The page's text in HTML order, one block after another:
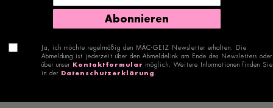
Abonnieren
Ja, ich möchte regelmäßig den MÄC-GEIZ Newsletter erhalten. Die
Abmeldung ist jederzeit über den Abmeldelink am Ende des Newsletters oder
über unser
Kontaktformular möglich. Weitere Informationen finden Sie
in der
Datenschutzerklärung .